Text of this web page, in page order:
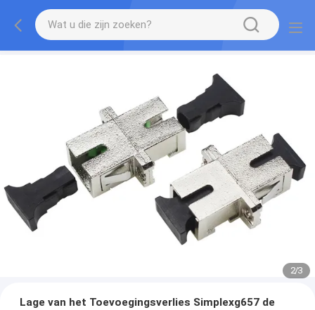
2/3
Lage van het Toevoegingsverlies Simplexg657 de